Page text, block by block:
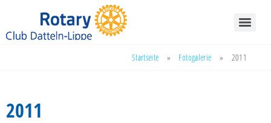
Startseite » Fotogalerie » 2011
2011